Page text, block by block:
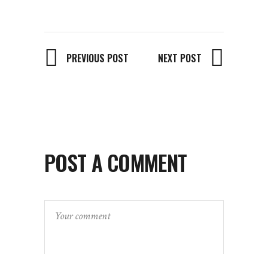
PREVIOUS POST NEXT POST
POST A COMMENT